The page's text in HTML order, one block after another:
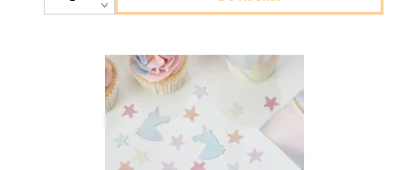
papierové konfety meniace jednorozce a hviezdy 14g v baleni